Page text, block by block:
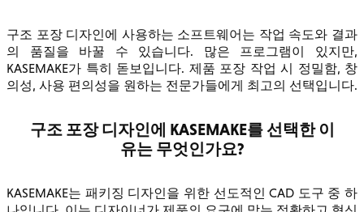
구조 포장 디자인에 사용하는 소프트웨어는 작업 속도와 결과
의 품질을 바꿀 수 있습니다. 많은 프로그램이 있지만,
KASEMAKE가 특히 돋보입니다. 제품 포장 작업 시 정밀함, 창
의성, 사용 편의성을 원하는 전문가들에게 최고의 선택입니다.
구조 포장 디자인에 KASEMAKE를 선택한 이
유는 무엇인가요?
KASEMAKE는 패키징 디자인을 위한 선도적인 CAD 도구 중 하